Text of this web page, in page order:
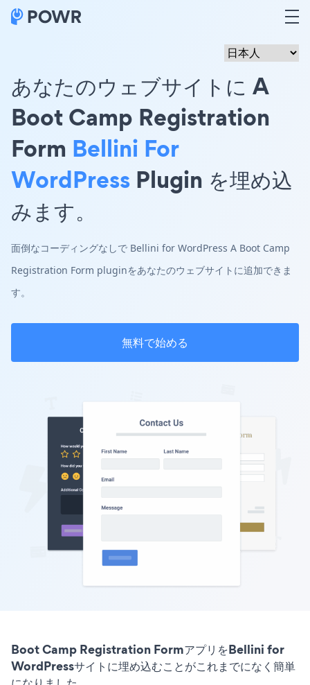
あなたのウェブサイトに A
Boot Camp Registration
Form Bellini For
WordPress Plugin を埋め込
みます。
面倒なコーディングなしで Bellini for WordPress A Boot Camp
Registration Form pluginをあなたのウェブサイトに追加できま
す。
無料で始める
Boot Camp Registration FormアプリをBellini for
WordPressサイトに埋め込むことがこれまでになく簡単